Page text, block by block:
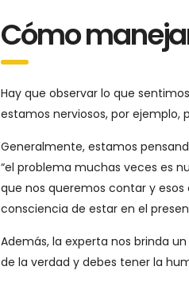
Cómo
Hay que observar lo que
estamos nerviosos, por ejemplo,
Generalmente, estamos
“el problema muchas veces es
que nos queremos contar y
consciencia de estar en el
Además, la experta nos brinda
de la verdad y debes tener la